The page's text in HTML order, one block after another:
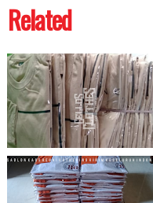
Related
Hasil Produksi Sablon Kaos Reuni
Online Terpercaya